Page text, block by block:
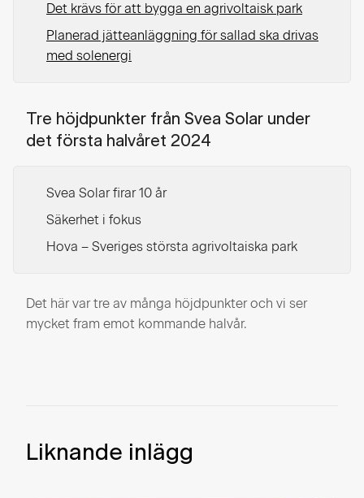
Det krävs för att bygga en agrivoltaisk park
Planerad jätteanläggning för sallad ska drivas
med solenergi
Tre höjdpunkter från Svea Solar under
det första halvåret 2024
Svea Solar firar 10 år
Säkerhet i fokus
Hova – Sveriges största agrivoltaiska park
Det här var tre av många höjdpunkter och vi ser
mycket fram emot kommande halvår.
Liknande inlägg